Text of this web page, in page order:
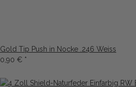
Gold Tip Push in Nocke .246 Weiss
0,90 € *